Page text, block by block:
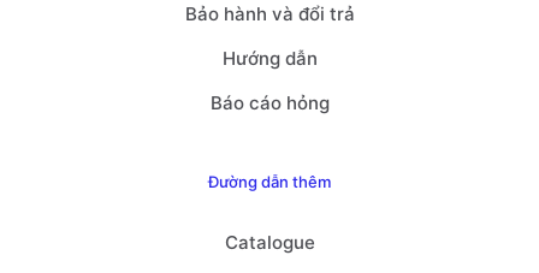
Bảo hành và đổi trả
Hướng dẫn
Báo cáo hỏng
Đường dẫn thêm
Catalogue